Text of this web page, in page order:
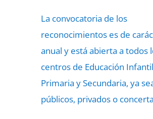
La convocatoria de los
reconocimientos es de
anual y está abierta a todos
centros de Educación
Primaria y Secundaria, ya
públicos, privados o